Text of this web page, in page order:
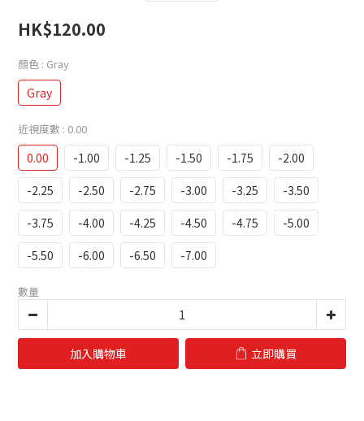
HK$120.00
顏色 : Gray
Gray
近視度數 : 0.00
0.00 -1.00 -1.25 -1.50 -1.75
-2.00
-2.25
-2.50 -2.75 -3.00 -3.25
-3.50
-3.75
-4.00 -4.25 -4.50 -4.75
-5.00
-5.50
-6.00 -6.50 -7.00
數量
加入購物車 立即購買